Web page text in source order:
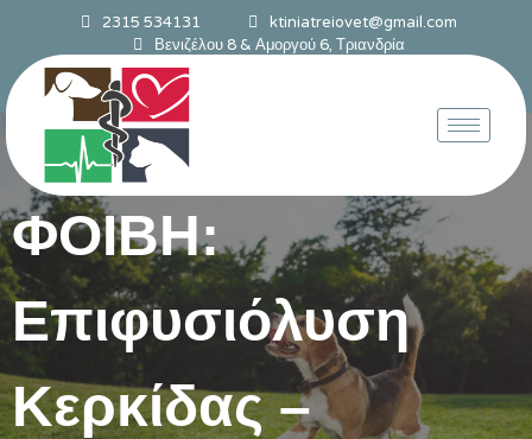
2315 534131
ktiniatreiovet@gmail.com
Βενιζέλου 8 & Αμοργού 6, Τριανδρία
ΦΟΙΒΗ:
Επιφυσιόλυση
Κερκίδας –